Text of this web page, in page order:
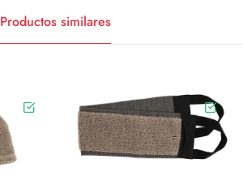
Productos similares